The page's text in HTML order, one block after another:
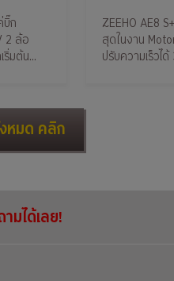
บิ๊ก
2 ล้อ
ริ่มต้น
ZEEHO AE8 S+ เป็นจักรยานยนต์ไฟฟ้า
สุดในงาน
ปรับความเร็วไ
หมด คลิก
ามได้เลย!